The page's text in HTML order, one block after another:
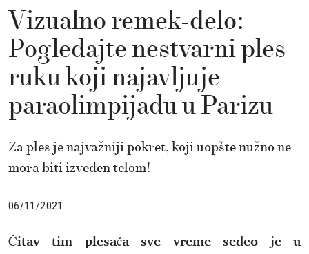
Vizualno remek-delo:
Pogledajte nestvarni ples
ruku koji najavljuje
paraolimpijadu u Parizu
Za ples je najvažniji pokret, koji uopšte nužno ne
mora biti izveden telom!
06/11/2021
Čitav tim plesača sve vreme sedeo je u